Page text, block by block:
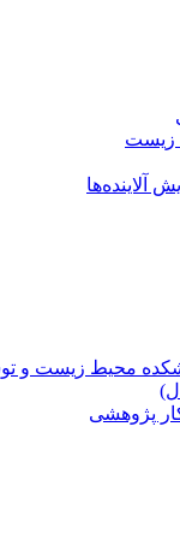
زیست
آلاینده‌ها
محیط زیست و
پژوهشی